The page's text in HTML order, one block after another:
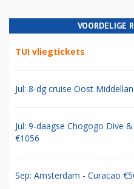
VOORDELIGE
TUI vliegtickets
Jul: 8-dg cruise Oost
Jul: 9-daagse Chogogo Dive
€1056
Sep: Amsterdam - Curacao